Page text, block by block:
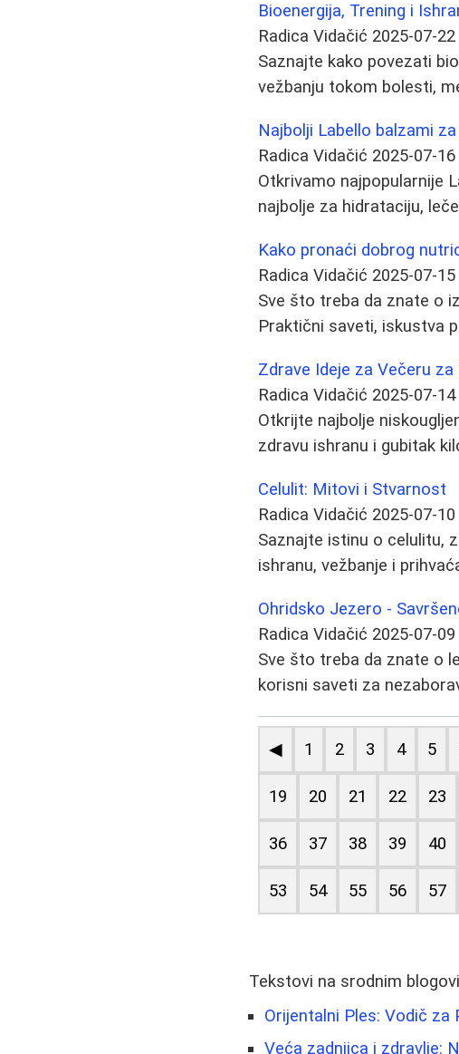
Bioenergija, Trening i
Radica Vidačić 2025-07-22
Saznajte kako povezati
vežbanju tokom bolesti,
Najbolji Labello balzami
Radica Vidačić 2025-07-16
Otkrivamo najpopularnije
najbolje za hidrataciju,
Kako pronaći dobrog
Radica Vidačić 2025-07-15
Sve što treba da znate o
Praktični saveti, iskustva
Zdrave Ideje za Večeru
Radica Vidačić 2025-07-14
Otkrijte najbolje
zdravu ishranu i gubitak
Celulit: Mitovi i Stvarnost
Radica Vidačić 2025-07-10
Saznajte istinu o celulitu,
ishranu, vežbanje i
Ohridsko Jezero -
Radica Vidačić 2025-07-09
Sve što treba da znate o
korisni saveti za
◀ 1 2 3 4 5
19 20 21 22 23
36 37 38 39 40
53 54 55 56 57
Tekstovi na srodnim
Orijentalni Ples: Vodič
Veća zadnjica i zdravlje: